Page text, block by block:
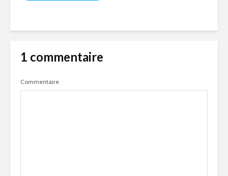
1 commentaire
Commentaire